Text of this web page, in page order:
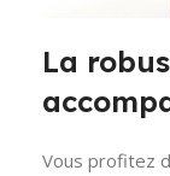
La
Vous profitez